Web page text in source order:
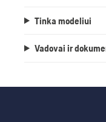
Tinka modeliui
Vadovai ir